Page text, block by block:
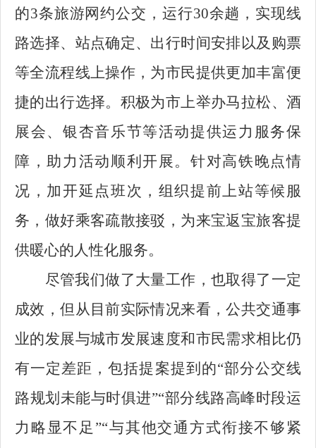
的3条旅游网约公交，运行30余趟，实现线
路选择、站点确定、出行时间安排以及购票
等全流程线上操作，为市民提供更加丰富便
捷的出行选择。积极为市上举办马拉松、酒
展会、银杏音乐节等活动提供运力服务保
障，助力活动顺利开展。针对高铁晚点情
况，加开延点班次，组织提前上站等候服
务，做好乘客疏散接驳，为来宝返宝旅客提
供暖心的人性化服务。
尽管我们做了大量工作，也取得了一定
成效，但从目前实际情况来看，公共交通事
业的发展与城市发展速度和市民需求相比仍
有一定差距，包括提案提到的“部分公交线
路规划未能与时俱进”“部分线路高峰时段运
力略显不足”“与其他交通方式衔接不够紧